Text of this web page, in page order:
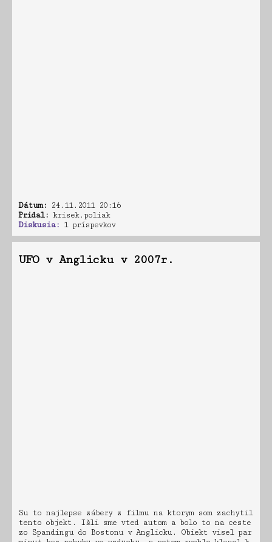
Dátum: 24.11.2011 20:16
Pridal: krisek.poliak
Diskusia: 1 príspevkov
UFO v Anglicku v 2007r.
Su to najlepse zábery z filmu na ktorym som zachytil
tento objekt. Išli sme vted autom a bolo to na ceste
zo Spandingu do Bostonu v Anglicku. Obiekt visel par